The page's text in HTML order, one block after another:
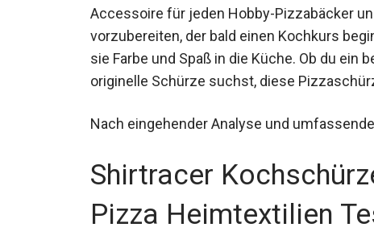
Accessoire für jeden Hobby-Pizzabäcker
vorzubereiten, der bald einen Kochkurs
sie Farbe und Spaß in die Küche. Ob du
originelle Schürze suchst, diese
Nach eingehender Analyse und
Shirtracer
Pizza Heimtextilien